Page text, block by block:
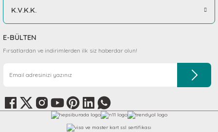
K.V.K.K.
E-BÜLTEN
Fırsatlardan ve indirimlerden ilk siz haberdar olun!